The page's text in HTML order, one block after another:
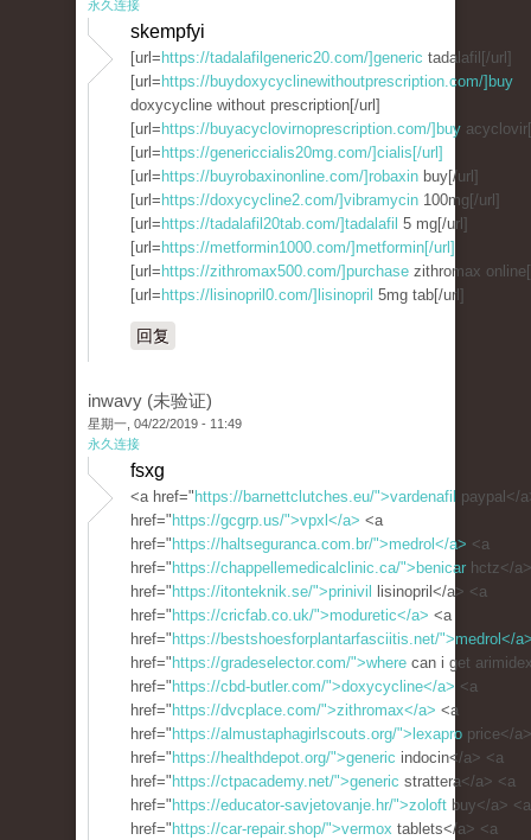
永久连接
skempfyi
[url= https://tadalafilgeneric20.com/]generic tadalafil[/url]
[url= https://buydoxycyclinewithoutprescription.com/]buy
doxycycline without prescription[/url]
[url= https://buyacyclovirnoprescription.com/]buy
[url= https://genericcialis20mg.com/]cialis[/url]
[url= https://buyrobaxinonline.com/]robaxin buy[/url]
[url= https://doxycycline2.com/]vibramycin 100mg[/url]
[url= https://tadalafil20tab.com/]tadalafil 5 mg[/url]
[url= https://metformin1000.com/]metformin[/url]
[url= https://zithromax500.com/]purchase zithromax
[url= https://lisinopril0.com/]lisinopril 5mg tab[/url]
回复
inwavy (未验证)
星期一, 04/22/2019 - 11:49
永久连接
fsxg
<a href=" https://barnettclutches.eu/">vardenafil paypal</
href=" https://gcgrp.us/">vpxl</a> <a
href=" https://haltseguranca.com.br/">medrol</a> <a
href=" https://chappellemedicalclinic.ca/">benicar hctz</
href=" https://itonteknik.se/">prinivil
lisinopril</a> <a
href=" https://cricfab.co.uk/">moduretic</a> <a
href=" https://bestshoesforplantarfasciitis.net/">medrol</
href=" https://gradeselector.com/">where can i get
href=" https://cbd-butler.com/">doxycycline</a> <a
href=" https://dvcplace.com/">zithromax</a> <a
href=" https://almustaphagirlscouts.org/">lexapro price</
href=" https://healthdepot.org/">generic indocin</a> <a
href=" https://ctpacademy.net/">generic strattera</a> <a
href=" https://educator-savjetovanje.hr/">zoloft buy</a> <a
href=" https://car-repair.shop/">vermox tablets</a> <a